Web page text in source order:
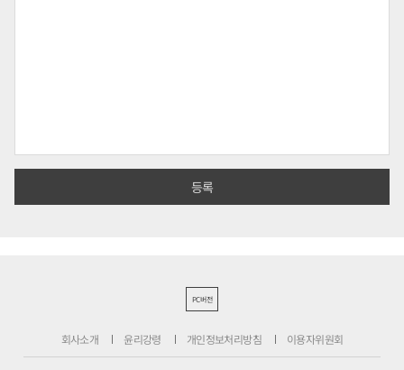
PC버전
회사소개 윤리강령 개인정보처리방침 이용자위원회